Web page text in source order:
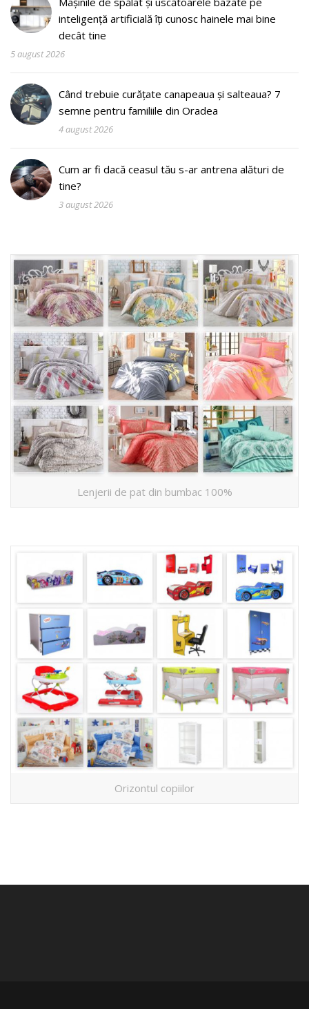
inteligență artificială îți cunosc hainele mai bine
decât tine
5 august 2026
Când trebuie curățate canapeaua și salteaua? 7
semne pentru familiile din Oradea
4 august 2026
Cum ar fi dacă ceasul tău s-ar antrena alături de
tine?
3 august 2026
Lenjerii de pat din bumbac 100%
Orizontul copiilor